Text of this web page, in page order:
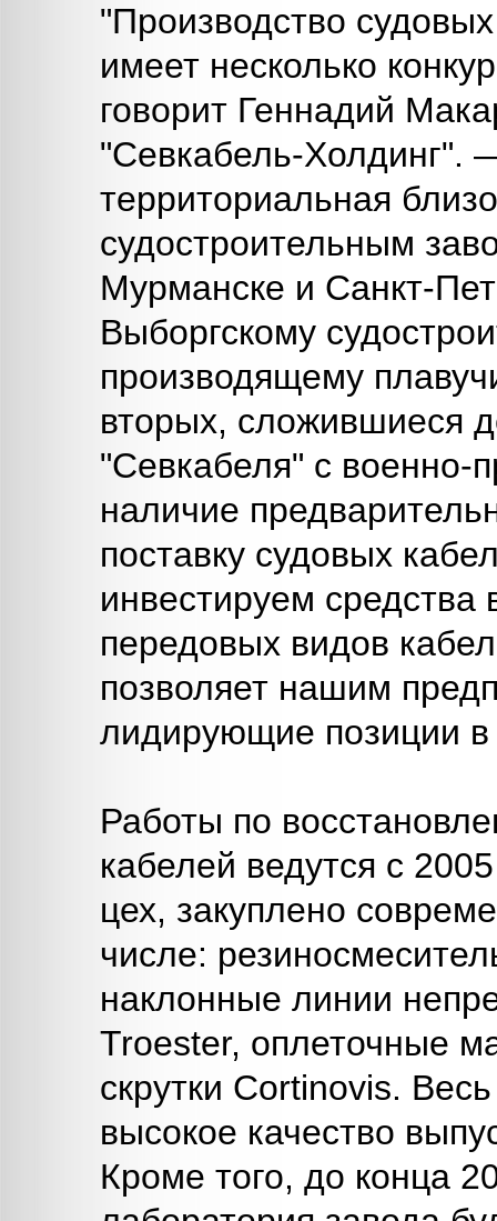
"Производство
имеет несколько
говорит Геннадий
"Севкабель-Холдинг".
территориальная
судостроительным
Мурманске и Санкт-
Выборгскому
производящему
вторых, сложившиеся
"Севкабеля" с
наличие
поставку судовых
инвестируем средства
передовых видов
позволяет нашим
лидирующие позиции
Работы по
кабелей ведутся с
цех, закуплено
числе:
наклонные линии
Troester, оплеточные
скрутки Cortinovis.
высокое качество
Кроме того, до конца